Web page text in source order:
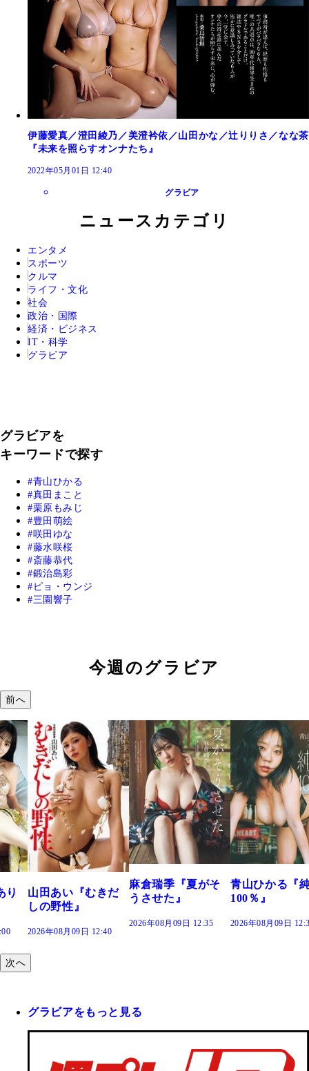
伊藤愛真／澄田綾乃／美澄衿依／山田かな／辻りりさ／なな茶
『未来を照らすオンナたち』
2022年05月01日 12:40
グラビア
ニュースカテゴリ
エンタメ
スポーツ
クルマ
ライフ・文化
社会
政治・国際
経済・ビジネス
IT・科学
グラビア
グラビアを
キーワードで探す
青山ひかる
真田まこと
栗原もみじ
豊田萌絵
咲田ゆな
藤水咲桜
斎藤恭代
鍛治島彩
ピョ・ウンジ
三園響子
今週のグラビア
前へ
だ
麻倉瑞季『夏がそ
うさせた』
青山ひかる『純度
100％』
2026年08月09日 12:30
溝端 葵『もう
つの、あおい
で。』
2026年08月09日
次へ
グラビアをもっと見る